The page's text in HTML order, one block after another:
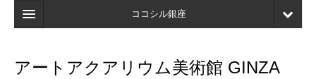
ココシル銀座
検索
アートアクアリウム美術館 GINZA